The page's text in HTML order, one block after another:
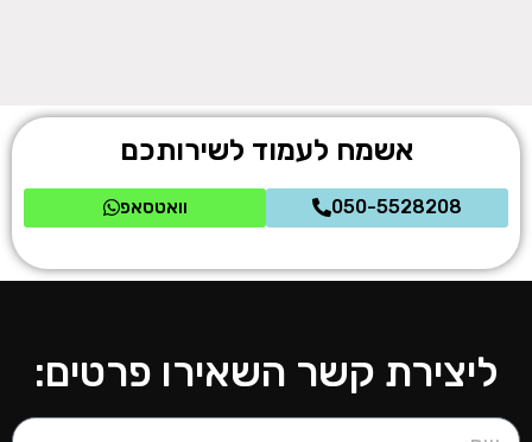
אשמח לעמוד לשירותכם
050-5528208 וואטסאפ
ליצירת קשר השאירו פרטים: